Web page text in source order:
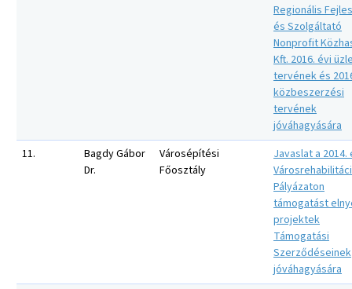
Regionális
és Szolgáltató
Nonprofit
Kft. 2016. évi
tervének és
közbeszerzési
tervének
jóváhagyására
11.
Bagdy Gábor
Dr.
Városépítési
Főosztály
Javaslat a 2014.
Pályázaton
támogatást
projektek
Támogatási
Szerződéseinek
jóváhagyására